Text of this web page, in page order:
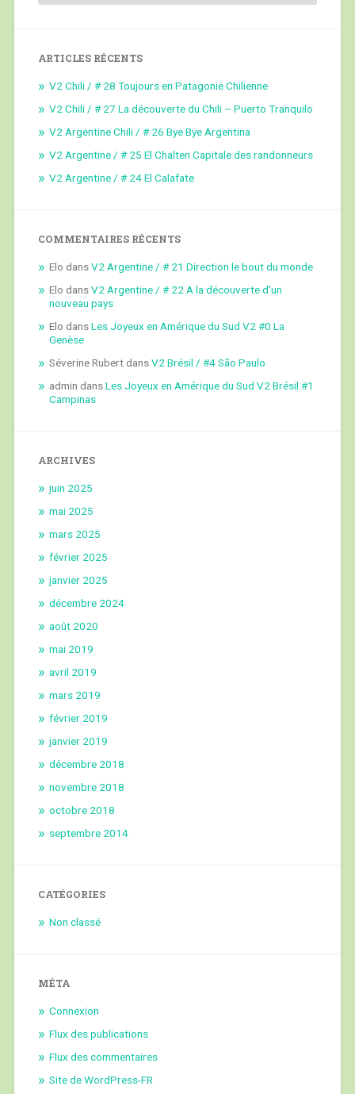
ARTICLES RÉCENTS
V2 Chili / # 28 Toujours en Patagonie Chilienne
V2 Chili / # 27 La découverte du Chili – Puerto Tranquilo
V2 Argentine Chili / # 26 Bye Bye Argentina
V2 Argentine / # 25 El Chalten Capitale des randonneurs
V2 Argentine / # 24 El Calafate
COMMENTAIRES RÉCENTS
Elo dansV2 Argentine / # 21 Direction le bout du monde
Elo dansV2 Argentine / # 22 A la découverte d’un
nouveau pays
Elo dansLes Joyeux en Amérique du Sud V2 #0 La
Genèse
Séverine RubertdansV2 Brésil / #4 São Paulo
admin dansLes Joyeux en Amérique du Sud V2 Brésil #1
Campinas
ARCHIVES
juin 2025
mai 2025
mars 2025
février 2025
janvier 2025
décembre 2024
août 2020
mai 2019
avril 2019
mars 2019
février 2019
janvier 2019
décembre 2018
novembre 2018
octobre 2018
septembre 2014
CATÉGORIES
Non classé
MÉTA
Connexion
Flux des publications
Flux des commentaires
Site de WordPress-FR